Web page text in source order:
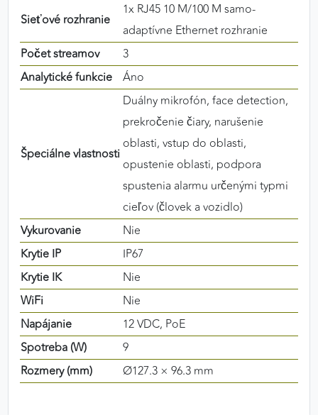
Sieťové rozhranie
1x RJ45 10 M/100 M samo-
adaptívne Ethernet rozhranie
Počet streamov
3
Analytické funkcie
Áno
Špeciálne vlastnosti
Duálny mikrofón, face detection,
prekročenie čiary, narušenie
oblasti, vstup do oblasti,
opustenie oblasti, podpora
spustenia alarmu určenými typmi
cieľov (človek a vozidlo)
Vykurovanie
Nie
Krytie IP
IP67
Krytie IK
Nie
WiFi
Nie
Napájanie
12 VDC, PoE
Spotreba (W)
9
Rozmery (mm)
Ø127.3 × 96.3 mm